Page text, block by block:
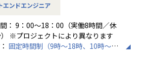
（AWS／VMware）
け仮想環境移行・導入（Windows／A
き、月1回の面談やチャット相談も実
＆復帰率も100％と、ライフイベント
ます。
戦したい方へ
ップしたい」「育成に関わる経験をし
エンドエンジニア
： 9：00～18：00（実働8時間／休
憩60分） ※プロジェクトにより異なります
固定時間制（9時～18時、10時～19
働の有無： 有（月平均20時間）